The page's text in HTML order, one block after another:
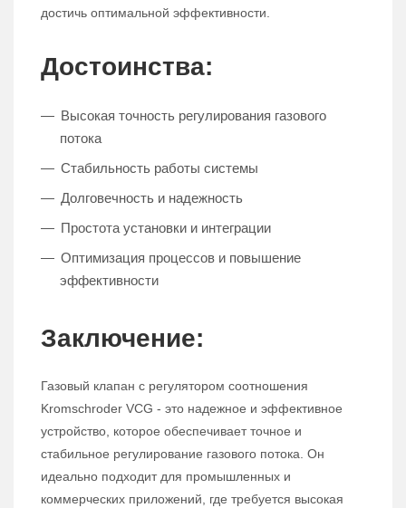
достичь оптимальной эффективности.
Достоинства:
Высокая точность регулирования газового
потока
Стабильность работы системы
Долговечность и надежность
Простота установки и интеграции
Оптимизация процессов и повышение
эффективности
Заключение:
Газовый клапан с регулятором соотношения
Kromschroder VCG - это надежное и эффективное
устройство, которое обеспечивает точное и
стабильное регулирование газового потока. Он
идеально подходит для промышленных и
коммерческих приложений, где требуется высокая